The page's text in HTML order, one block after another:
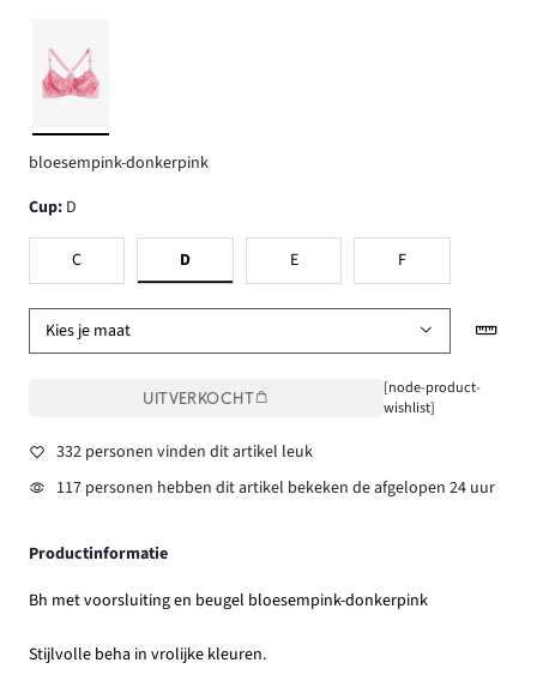
bloesempink-donkerpink
Cup: D
C D E F
Kies je maat
UITVERKOCHT
[node-product-
wishlist]
332 personen vinden dit artikel leuk
117 personen hebben dit artikel bekeken de afgelopen 24 uur
Productinformatie
Bh met voorsluiting en beugel bloesempink-donkerpink
Stijlvolle beha in vrolijke kleuren.